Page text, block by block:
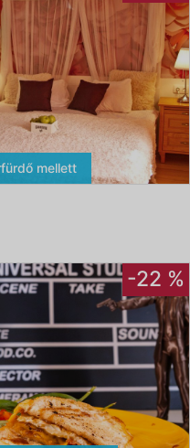
mellett
-22 %